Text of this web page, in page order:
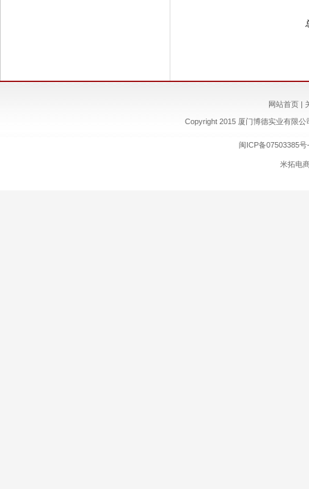
网站首页|
Copyright 2015 厦门博德实业有限
闽ICP备07503385号
米拓电